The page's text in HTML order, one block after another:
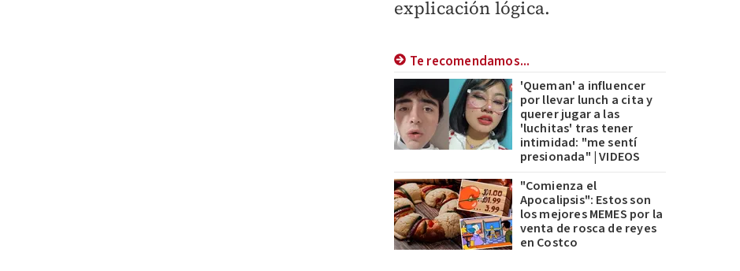
explicación lógica.
Te recomendamos...
'Queman' a influencer
por llevar lunch a cita y
querer jugar a las
'luchitas' tras tener
intimidad: "me sentí
presionada" | VIDEOS
"Comienza el
Apocalipsis": Estos son
los mejores MEMES por la
venta de rosca de reyes
en Costco